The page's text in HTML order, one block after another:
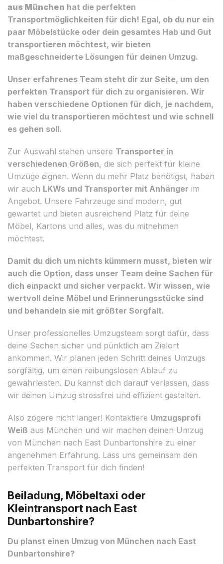
aus München hat die perfekten
Transportmöglichkeiten für dich! Egal, ob du nur ein
paar Möbelstücke oder dein gesamtes Hab und Gut
transportieren möchtest, wir bieten
maßgeschneiderte Lösungen für deinen Umzug.
Unser erfahrenes Team steht dir zur Seite, um den
perfekten Transport für dich zu organisieren. Wir
haben verschiedene Optionen für dich, je nachdem,
wie viel du transportieren möchtest und wie schnell
es gehen soll.
Zur Auswahl stehen unsere Transporter in
verschiedenen Größen, die sich perfekt für kleine
Umzüge eignen. Wenn du mehr Platz benötigst, haben
wir auch LKWs und Transporter mit Anhänger im
Angebot. Unsere Fahrzeuge sind modern, gut
gewartet und bieten ausreichend Platz für deine
Möbel, Kartons und alles, was du mitnehmen
möchtest.
Damit du dich um nichts kümmern musst, bieten wir
auch die Option, dass unser Team deine Sachen für
dich einpackt und sicher verpackt. Wir wissen, wie
wertvoll deine Möbel und Erinnerungsstücke sind
und behandeln sie mit größter Sorgfalt.
Unser professionelles Umzugsteam sorgt dafür, dass
deine Sachen sicher und pünktlich am Zielort
ankommen. Wir planen jeden Schritt deines Umzugs
sorgfältig, um einen reibungslosen Ablauf zu
gewährleisten. Du kannst dich darauf verlassen, dass
wir deinen Umzug stressfrei und effizient gestalten.
Also zögere nicht länger! Kontaktiere Umzugsprofi
Weiß aus München und wir machen deinen Umzug
von München nach East Dunbartonshire zu einer
angenehmen Erfahrung. Lass uns gemeinsam den
perfekten Transport für dich finden!
Beiladung, Möbeltaxi oder
Kleintransport nach East
Dunbartonshire?
Du planst einen Umzug von München nach East
Dunbartonshire?